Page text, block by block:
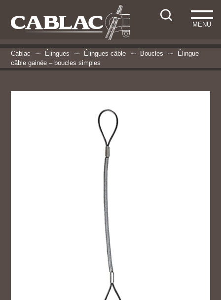
MENU
Cablac Élingues Élingues câble Boucles
Élingue
câble gainée – boucles simples